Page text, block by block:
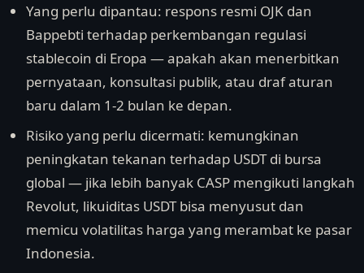
Yang perlu dipantau: respons resmi OJK dan
Bappebti terhadap perkembangan regulasi
stablecoin di Eropa — apakah akan menerbitkan
pernyataan, konsultasi publik, atau draf aturan
baru dalam 1-2 bulan ke depan.
Risiko yang perlu dicermati: kemungkinan
peningkatan tekanan terhadap USDT di bursa
global — jika lebih banyak CASP mengikuti langkah
Revolut, likuiditas USDT bisa menyusut dan
memicu volatilitas harga yang merambat ke pasar
Indonesia.